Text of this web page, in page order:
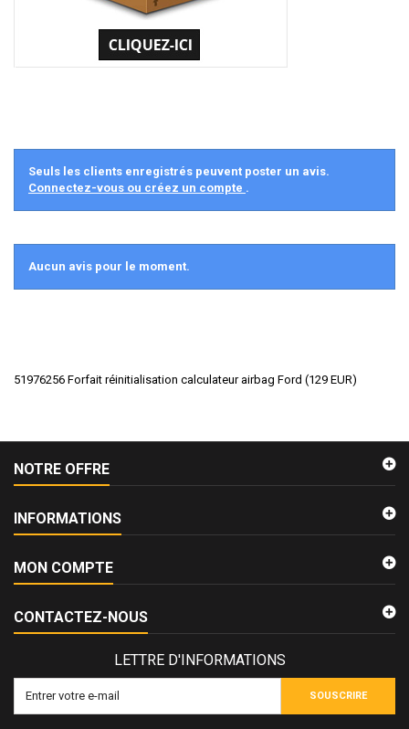
Seuls les clients enregistrés peuvent poster un avis.
Connectez-vous ou créez un compte .
Aucun avis pour le moment.
51976256 Forfait réinitialisation calculateur airbag Ford (129 EUR)
NOTRE OFFRE
INFORMATIONS
MON COMPTE
CONTACTEZ-NOUS
LETTRE D'INFORMATIONS
SOUSCRIRE